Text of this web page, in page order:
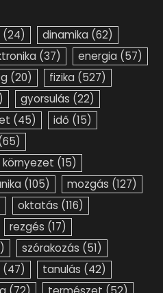
(24) dinamika (62)
(37) energia (57)
(20) fizika (527)
gyorsulás (22)
(45) idő (15)
környezet (15)
(105) mozgás (127)
oktatás (116)
rezgés (17)
szórakozás (51)
(47) tanulás (42)